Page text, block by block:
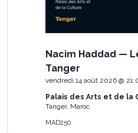
Nacim Haddad —
Tanger
vendredi 14 août 2026 @
Palais des Arts et de la
Tanger, Maroc
MAD250